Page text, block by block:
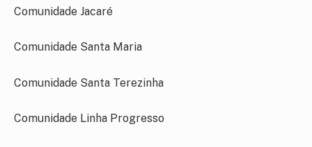
Comunidade Jacaré
Comunidade Santa Maria
Comunidade Santa Terezinha
Comunidade Linha Progresso